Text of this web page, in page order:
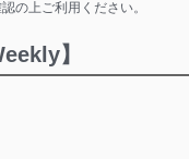
の上ご利用ください。
】